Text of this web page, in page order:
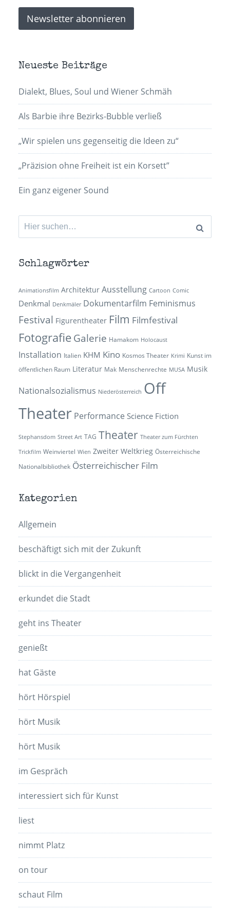
Neueste Beiträge
Dialekt, Blues, Soul und Wiener Schmäh
Als Barbie ihre Bezirks-Bubble verließ
„Wir spielen uns gegenseitig die Ideen zu“
„Präzision ohne Freiheit ist ein Korsett”
Ein ganz eigener Sound
Suchen
nach:
Schlagwörter
Animationsfilm Architektur Ausstellung Cartoon Comic
Denkmal Denkmäler Dokumentarfilm Feminismus
Festival Figurentheater Film Filmfestival
Fotografie Galerie Hamakom Holocaust
Installation Italien KHM Kino Kosmos Theater Krimi Kunst im
öffentlichen Raum Literatur Mak Menschenrechte MUSA Musik
Nationalsozialismus Niederösterreich Off
Theater Performance Science Fiction
Stephansdom Street Art TAG Theater Theater zum Fürchten
Trickfilm Weinviertel Wien Zweiter Weltkrieg Österreichische
Nationalbibliothek Österreichischer Film
Kategorien
Allgemein
beschäftigt sich mit der Zukunft
blickt in die Vergangenheit
erkundet die Stadt
geht ins Theater
genießt
hat Gäste
hört Hörspiel
hört Musik
hört Musik
im Gespräch
interessiert sich für Kunst
liest
nimmt Platz
on tour
schaut Film